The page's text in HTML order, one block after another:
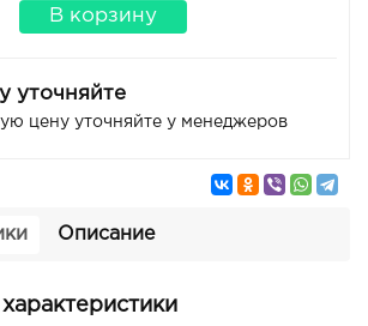
В корзину
уточняйте
цену уточняйте у менеджеров
Описание